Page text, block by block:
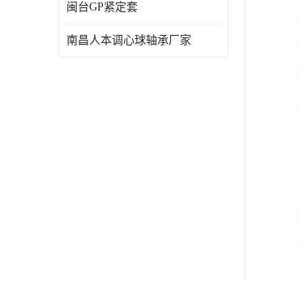
闽台GP紧定套
南昌人本调心球轴承厂家